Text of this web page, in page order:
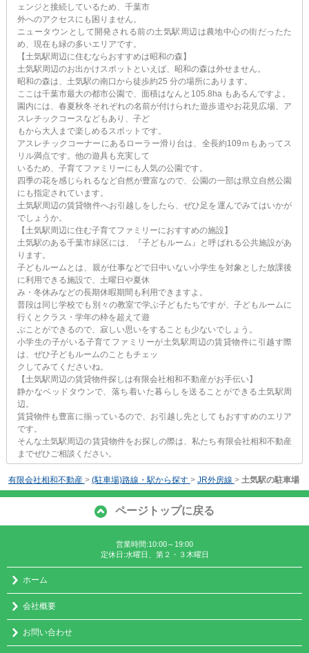
ェンジと接続しているため、千葉市
外へのアクセスにも困りません。
ニュータウンとして開発される前の土気駅周辺は農地中心の街だったた
め、現在も緑の多いエリアです。
【土気駅周辺に住むならおすすめは昭和の森】
土気駅周辺のお出かけスポットといえば、昭和の森は外せません。
昭和の森は、土気駅の南口から徒歩約25 分の場所にあります。
ここは千葉市最大の都市公園で、面積はなんと105.8ha もあるんですよ。
園内には、春夏秋冬それぞれの名前が付けられた遊歩道やお花見広場、ア
スレチックコースなどもあり、子ど
もから大人まで楽しめるスポットです。
アスレチックコーナーにあるローラー滑り台は、全長約109ｍもあってス
リル満点です。他の遊具も充実して
いるため、子育てファミリーにも人気の公園です。
四季の花を感じられるなど自然が豊富なので、公園の一部は県立自然公園
にも指定されています。
土気駅周辺の賃貸物件へお引越しをしたら、ぜひ足を運んでみてはいかが
でしょうか。
【土気駅周辺に住む子育てファミリーにおすすめの施設】
土気駅のある千葉市緑区には、『子どもルーム』と呼ばれる公共施設があ
ります。
子どもルームとは、親が仕事などで日中いない小学生を対象とした放課後
に利用できる施設で、土曜日や夏休
み・冬休みなどの長期休暇期間も利用できますよ。
普段は同じ学校でも別々の教室で学ぶ子どもたちですが、子どもルームに
行くとクラス・学年の枠を超えて遊
ぶことができるので、寂しい思いをすることも少ないでしょう。
小学生の子がいる子育てファミリーが土気駅周辺の賃貸物件に引越す際
は、ぜひ子どもルームのこともチェッ
クしてみてくださいね。
【土気駅周辺の賃貸物件探しは有限会社相和不動産がお手伝い】
静かなベッドタウンで、落ち着いた暮らしを送ることができる土気駅周
辺。
賃貸物件も豊富に揃っているので、お引越し先としてもおすすめのエリア
です。
そんな土気駅周辺の賃貸物件をお探しの際は、私たち有限会社相和不動産
までぜひご相談ください。
有限会社相和不動産 > (駐車場)路線・駅から探す > JR外房線 > 土気駅の駐車場
ページトップに戻る
営業時間:10:00～19:00
定休日:水曜日、第２・３木曜日
ホーム
会社概要
お問い合わせ